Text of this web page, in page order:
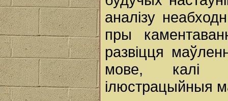
аналізу
пры
развіцця
мове, калі
ілюстрацыйныя